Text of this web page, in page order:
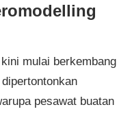
mulai berkembang
pesawat buatan